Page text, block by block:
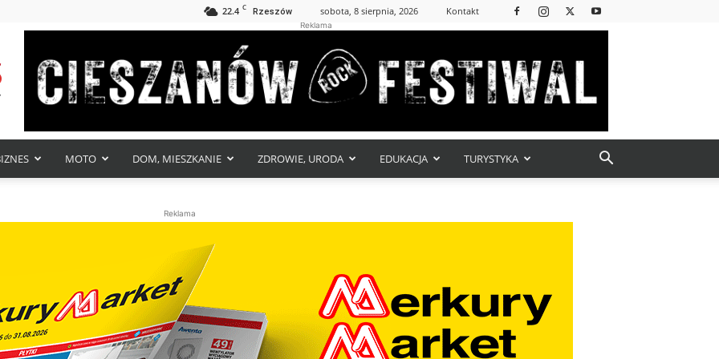
22.4 C Rzeszów sobota, 8 sierpnia, 2026 Kontakt
Reklama
MOTO DOM, MIESZKANIE ZDROWIE, URODA EDUKACJA TURYSTYKA
Reklama